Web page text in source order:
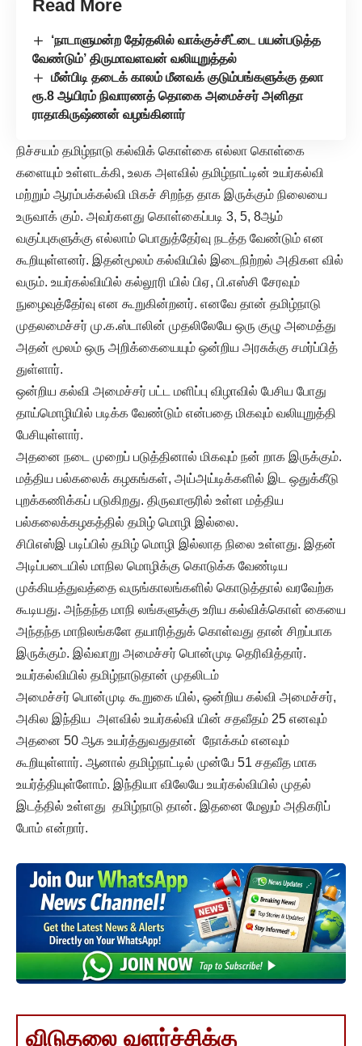
Read More
‘நாடாளுமன்ற தேர்தலில் வாக்குச்சீட்டை பயன்படுத்த
வேண்டும்’ திருமாவளவன் வலியுறுத்தல்
மீன்பிடி தடைக் காலம் மீனவக் குடும்பங்களுக்கு தலா
ரூ.8 ஆயிரம் நிவாரணத் தொகை அமைச்சர் அனிதா
ராதாகிருஷ்ணன் வழங்கினார்
நிச்சயம் தமிழ்நாடு கல்விக் கொள்கை எல்லா கொள்கை
களையும் உள்ளடக்கி, உலக அளவில் தமிழ்நாட்டின் உயர்கல்வி
மற்றும் ஆரம்பக்கல்வி மிகச் சிறந்த தாக இருக்கும் நிலையை
உருவாக் கும். அவர்களது கொள்கைப்படி 3, 5, 8ஆம்
வகுப்புகளுக்கு எல்லாம் பொதுத்தேர்வு நடத்த வேண்டும் என
கூறியுள்ளனர். இதன்மூலம் கல்வியில் இடைநிற்றல் அதிகள வில்
வரும். உயர்கல்வியில் கல்லூரி யில் பிஏ, பி.எஸ்சி சேரவும்
நுழைவுத்தேர்வு என கூறுகின்றனர். எனவே தான் தமிழ்நாடு
முதலமைச்சர் மு.க.ஸ்டாலின் முதலிலேயே ஒரு குழு அமைத்து
அதன் மூலம் ஒரு அறிக்கையையும் ஒன்றிய அரசுக்கு சமர்ப்பித்
துள்ளார்.
ஒன்றிய கல்வி அமைச்சர் பட்ட மளிப்பு விழாவில் பேசிய போது
தாய்மொழியில் படிக்க வேண்டும் என்பதை மிகவும் வலியுறுத்தி
பேசியுள்ளார்.
அதனை நடை முறைப் படுத்தினால் மிகவும் நன் றாக இருக்கும்.
மத்திய பல்கலைக் கழகங்கள், அய்அய்டிக்களில் இட ஒதுக்கீடு
புறக்கணிக்கப் படுகிறது. திருவாரூரில் உள்ள மத்திய
பல்கலைக்கழகத்தில் தமிழ் மொழி இல்லை.
சிபிஎஸ்இ படிப்பில் தமிழ் மொழி இல்லாத நிலை உள்ளது. இதன்
அடிப்படையில் மாநில மொழிக்கு கொடுக்க வேண்டிய
முக்கியத்துவத்தை வருங்காலங்களில் கொடுத்தால் வரவேற்க
கூடியது. அந்தந்த மாநி லங்களுக்கு உரிய கல்விக்கொள் கையை
அந்தந்த மாநிலங்களே தயாரித்துக் கொள்வது தான் சிறப்பாக
இருக்கும். இவ்வாறு அமைச்சர் பொன்முடி தெரிவித்தார்.
உயர்கல்வியில் தமிழ்நாடுதான் முதலிடம்
அமைச்சர் பொன்முடி கூறுகை யில், ஒன்றிய கல்வி அமைச்சர்,
அகில இந்திய அளவில் உயர்கல்வி யின் சதவீதம் 25 எனவும்
அதனை 50 ஆக உயர்த்துவதுதான் நோக்கம் எனவும்
கூறியுள்ளார். ஆனால் தமிழ்நாட்டில் முன்பே 51 சதவீத மாக
உயர்த்தியுள்ளோம். இந்தியா விலேயே உயர்கல்வியில் முதல்
இடத்தில் உள்ளது தமிழ்நாடு தான். இதனை மேலும் அதிகரிப்
போம் என்றார்.
விடுதலை வளர்ச்சிக்கு